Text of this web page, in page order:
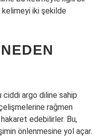
kelimeyi iki şekilde
argo diline sahip
rağmen
edebilirler. Bu,
önlenmesine yol açar.